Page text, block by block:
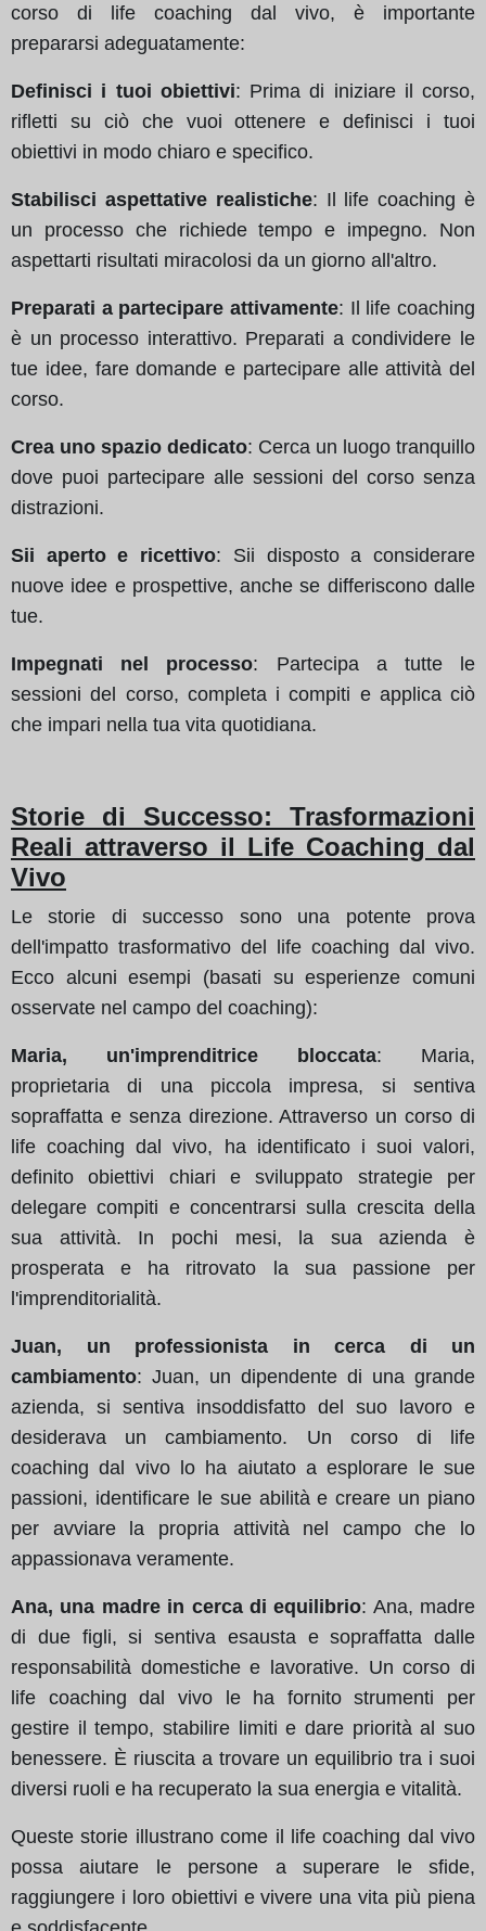
corso di life coaching dal vivo, è importante
prepararsi adeguatamente:
Definisci i tuoi obiettivi: Prima di iniziare il corso,
rifletti su ciò che vuoi ottenere e definisci i tuoi
obiettivi in modo chiaro e specifico.
Stabilisci aspettative realistiche: Il life coaching è
un processo che richiede tempo e impegno. Non
aspettarti risultati miracolosi da un giorno all'altro.
Preparati a partecipare attivamente: Il life coaching
è un processo interattivo. Preparati a condividere le
tue idee, fare domande e partecipare alle attività del
corso.
Crea uno spazio dedicato: Cerca un luogo tranquillo
dove puoi partecipare alle sessioni del corso senza
distrazioni.
Sii aperto e ricettivo: Sii disposto a considerare
nuove idee e prospettive, anche se differiscono dalle
tue.
Impegnati nel processo: Partecipa a tutte le
sessioni del corso, completa i compiti e applica ciò
che impari nella tua vita quotidiana.
Storie di Successo: Trasformazioni
Reali attraverso il Life Coaching dal
Vivo
Le storie di successo sono una potente prova
dell'impatto trasformativo del life coaching dal vivo.
Ecco alcuni esempi (basati su esperienze comuni
osservate nel campo del coaching):
Maria, un'imprenditrice bloccata: Maria,
proprietaria di una piccola impresa, si sentiva
sopraffatta e senza direzione. Attraverso un corso di
life coaching dal vivo, ha identificato i suoi valori,
definito obiettivi chiari e sviluppato strategie per
delegare compiti e concentrarsi sulla crescita della
sua attività. In pochi mesi, la sua azienda è
prosperata e ha ritrovato la sua passione per
l'imprenditorialità.
Juan, un professionista in cerca di un
cambiamento: Juan, un dipendente di una grande
azienda, si sentiva insoddisfatto del suo lavoro e
desiderava un cambiamento. Un corso di life
coaching dal vivo lo ha aiutato a esplorare le sue
passioni, identificare le sue abilità e creare un piano
per avviare la propria attività nel campo che lo
appassionava veramente.
Ana, una madre in cerca di equilibrio: Ana, madre
di due figli, si sentiva esausta e sopraffatta dalle
responsabilità domestiche e lavorative. Un corso di
life coaching dal vivo le ha fornito strumenti per
gestire il tempo, stabilire limiti e dare priorità al suo
benessere. È riuscita a trovare un equilibrio tra i suoi
diversi ruoli e ha recuperato la sua energia e vitalità.
Queste storie illustrano come il life coaching dal vivo
possa aiutare le persone a superare le sfide,
raggiungere i loro obiettivi e vivere una vita più piena